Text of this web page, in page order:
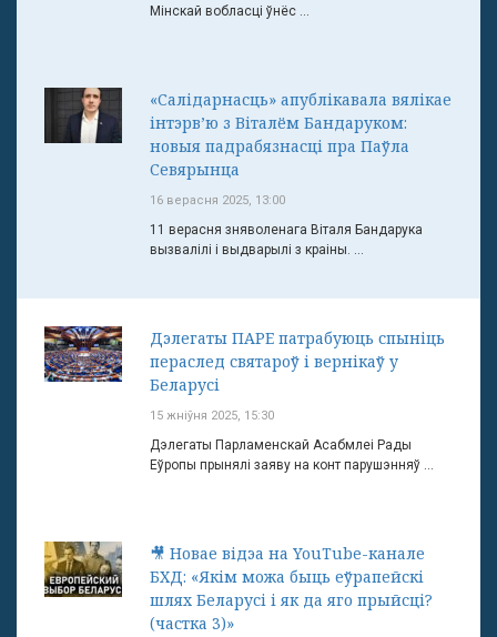
Мінскай вобласці ўнёс ...
«Салідарнасць» апублікавала вялікае
інтэрв’ю з Віталём Бандаруком:
новыя падрабязнасці пра Паўла
Севярынца
16 верасня 2025, 13:00
11 верасня зняволенага Віталя Бандарука
вызвалілі і выдварылі з краіны. ...
Дэлегаты ПАРЕ патрабуюць спыніць
пераслед святароў і вернікаў у
Беларусі
15 жніўня 2025, 15:30
Дэлегаты Парламенскай Асабмлеі Рады
Еўропы прынялі заяву на конт парушэнняў ...
🎥 Новае відэа на YouTube-канале
БХД: «Якім можа быць еўрапейскі
шлях Беларусі і як да яго прыйсці?
(частка 3)»